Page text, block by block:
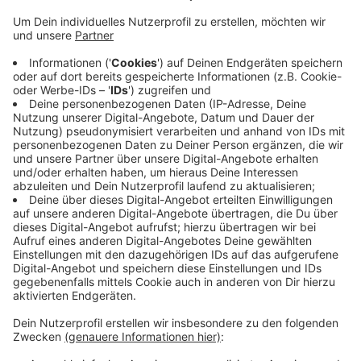
Kölner Straße zwischen dem Kreisverkehr am
Amtsgericht und der Straße Gansweide gesperrt.
Gerhardt-Schule nicht anfahren. Auf der Kölner
Straße wird eine große Feiermeile eingerichtet.
Die ökumenische Feier beginnt Samstag um 21.30
Uhr mit einem „Abend der Lichter“. Am Sonntag
und Montag gibt es auch ein Bühnenprogramm,
unter anderem mit einem Auftritt von Cat Ballou.
Veröffentlicht:Freitag, 07.06.2019 16:41
Anzeige